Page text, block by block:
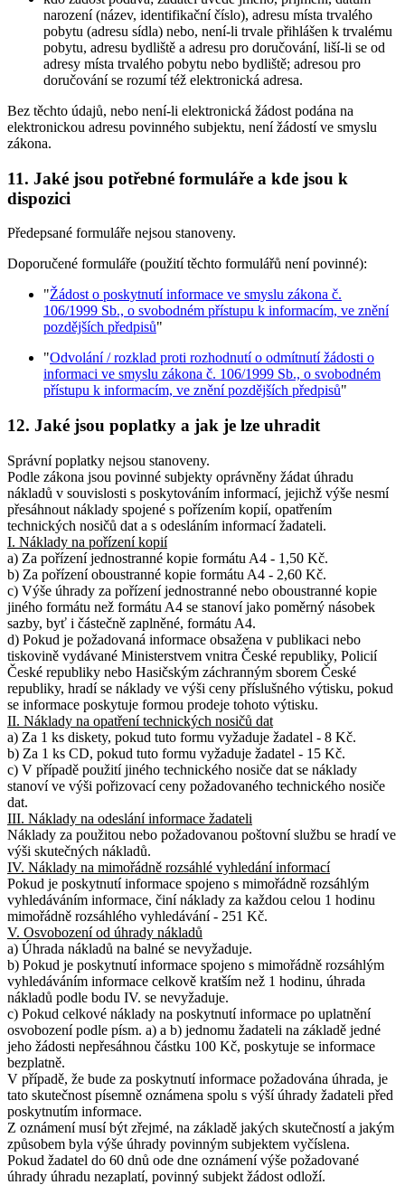
narození (název, identifikační číslo), adresu místa trvalého
pobytu (adresu sídla) nebo, není-li trvale přihlášen k trvalému
pobytu, adresu bydliště a adresu pro doručování, liší-li se od
adresy místa trvalého pobytu nebo bydliště; adresou pro
doručování se rozumí též elektronická adresa.
Bez těchto údajů, nebo není-li elektronická žádost podána na
elektronickou adresu povinného subjektu, není žádostí ve smyslu
zákona.
11. Jaké jsou potřebné formuláře a kde jsou k
dispozici
Předepsané formuláře nejsou stanoveny.
Doporučené formuláře (použití těchto formulářů není povinné):
"Žádost o poskytnutí informace ve smyslu zákona č.
106/1999 Sb., o svobodném přístupu k informacím, ve znění
pozdějších předpisů"
"Odvolání / rozklad proti rozhodnutí o odmítnutí žádosti o
informaci ve smyslu zákona č. 106/1999 Sb., o svobodném
přístupu k informacím, ve znění pozdějších předpisů"
12. Jaké jsou poplatky a jak je lze uhradit
Správní poplatky nejsou stanoveny.
Podle zákona jsou povinné subjekty oprávněny žádat úhradu
nákladů v souvislosti s poskytováním informací, jejichž výše nesmí
přesáhnout náklady spojené s pořízením kopií, opatřením
technických nosičů dat a s odesláním informací žadateli.
I. Náklady na pořízení kopií
a) Za pořízení jednostranné kopie formátu A4 - 1,50 Kč.
b) Za pořízení oboustranné kopie formátu A4 - 2,60 Kč.
c) Výše úhrady za pořízení jednostranné nebo oboustranné kopie
jiného formátu než formátu A4 se stanoví jako poměrný násobek
sazby, byť i částečně zaplněné, formátu A4.
d) Pokud je požadovaná informace obsažena v publikaci nebo
tiskovině vydávané Ministerstvem vnitra České republiky, Policií
České republiky nebo Hasičským záchranným sborem České
republiky, hradí se náklady ve výši ceny příslušného výtisku, pokud
se informace poskytuje formou prodeje tohoto výtisku.
II. Náklady na opatření technických nosičů dat
a) Za 1 ks diskety, pokud tuto formu vyžaduje žadatel - 8 Kč.
b) Za 1 ks CD, pokud tuto formu vyžaduje žadatel - 15 Kč.
c) V případě použití jiného technického nosiče dat se náklady
stanoví ve výši pořizovací ceny požadovaného technického nosiče
dat.
III. Náklady na odeslání informace žadateli
Náklady za použitou nebo požadovanou poštovní službu se hradí ve
výši skutečných nákladů.
IV. Náklady na mimořádně rozsáhlé vyhledání informací
Pokud je poskytnutí informace spojeno s mimořádně rozsáhlým
vyhledáváním informace, činí náklady za každou celou 1 hodinu
mimořádně rozsáhlého vyhledávání - 251 Kč.
V. Osvobození od úhrady nákladů
a) Úhrada nákladů na balné se nevyžaduje.
b) Pokud je poskytnutí informace spojeno s mimořádně rozsáhlým
vyhledáváním informace celkově kratším než 1 hodinu, úhrada
nákladů podle bodu IV. se nevyžaduje.
c) Pokud celkové náklady na poskytnutí informace po uplatnění
osvobození podle písm. a) a b) jednomu žadateli na základě jedné
jeho žádosti nepřesáhnou částku 100 Kč, poskytuje se informace
bezplatně.
V případě, že bude za poskytnutí informace požadována úhrada, je
tato skutečnost písemně oznámena spolu s výší úhrady žadateli před
poskytnutím informace.
Z oznámení musí být zřejmé, na základě jakých skutečností a jakým
způsobem byla výše úhrady povinným subjektem vyčíslena.
Pokud žadatel do 60 dnů ode dne oznámení výše požadované
úhrady úhradu nezaplatí, povinný subjekt žádost odloží.